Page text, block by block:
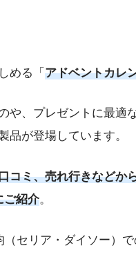
める「 アドベントカレ
や、プレゼントに最適
品が登場しています。
コミ、売れ行きなどか
ご紹介。
セリア・ダイソー）